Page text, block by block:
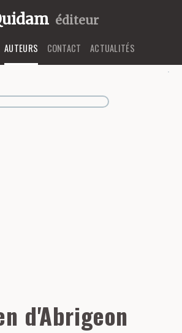
éditeur
AUTEURS CONTACT ACTUALITÉS
d'Abrigeon